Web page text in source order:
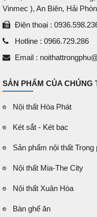
Vinmec ), An Biên, Hải
Điện thoại :
Hotline : 0966.729.286
Email :
SẢN PHẨM CỦA CHÚNG
Nội thất Hòa Phát
Két sắt - Két bạc
Sản phẩm nội thất Trọng
Nội thất Mia-The City
Nội thất Xuân Hòa
Bàn ghế ăn